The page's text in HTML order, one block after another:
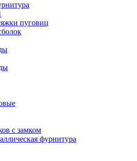
пуговиц
с замком
фурнитура